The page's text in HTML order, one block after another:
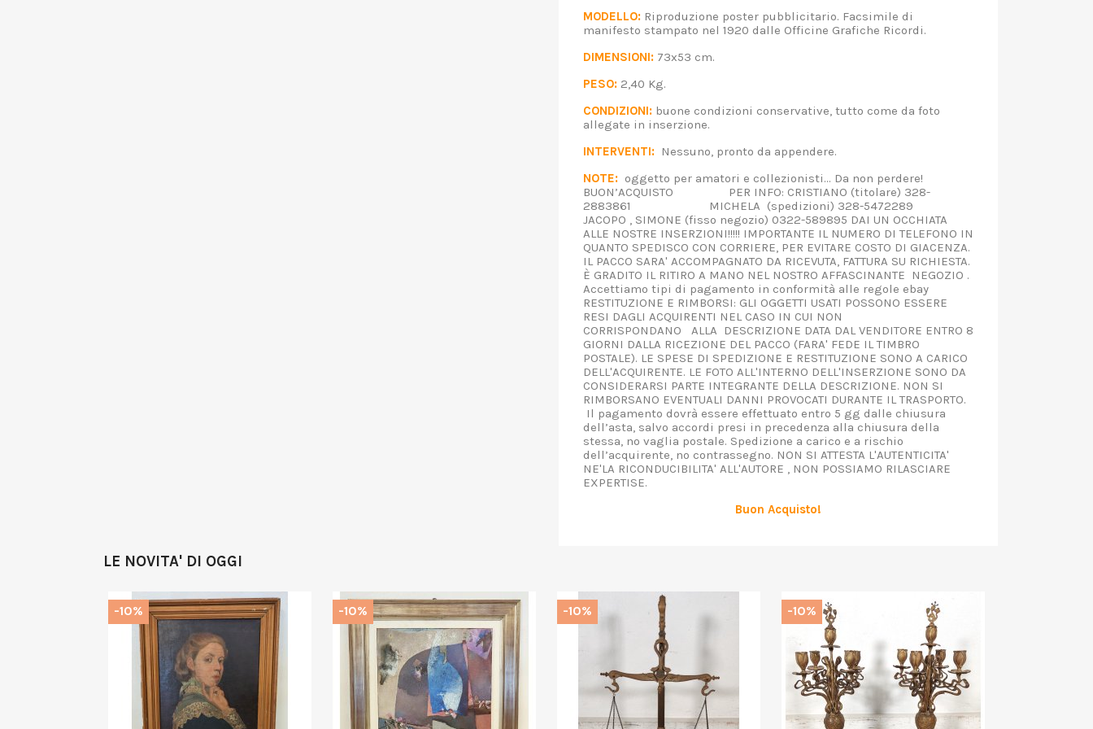
MODELLO: Riproduzione poster pubblicitario. Facsimile di
manifesto stampato nel 1920 dalle Officine Grafiche Ricordi.
DIMENSIONI: 73x53 cm.
PESO: 2,40 Kg.
CONDIZIONI: buone condizioni conservative, tutto come da foto
allegate in inserzione.
INTERVENTI: Nessuno, pronto da appendere.
NOTE: oggetto per amatori e collezionisti... Da non perdere!
BUON’ACQUISTO PER INFO: CRISTIANO (titolare) 328-
2883861 MICHELA (spedizioni) 328-5472289
JACOPO , SIMONE (fisso negozio) 0322-589895 DAI UN OCCHIATA
ALLE NOSTRE INSERZIONI!!!!! IMPORTANTE IL NUMERO DI TELEFONO IN
QUANTO SPEDISCO CON CORRIERE, PER EVITARE COSTO DI GIACENZA.
IL PACCO SARA' ACCOMPAGNATO DA RICEVUTA, FATTURA SU RICHIESTA.
È GRADITO IL RITIRO A MANO NEL NOSTRO AFFASCINANTE NEGOZIO .
Accettiamo tipi di pagamento in conformità alle regole ebay
RESTITUZIONE E RIMBORSI: GLI OGGETTI USATI POSSONO ESSERE
RESI DAGLI ACQUIRENTI NEL CASO IN CUI NON
CORRISPONDANO ALLA DESCRIZIONE DATA DAL VENDITORE ENTRO 8
GIORNI DALLA RICEZIONE DEL PACCO (FARA' FEDE IL TIMBRO
POSTALE). LE SPESE DI SPEDIZIONE E RESTITUZIONE SONO A CARICO
DELL'ACQUIRENTE. LE FOTO ALL'INTERNO DELL'INSERZIONE SONO DA
CONSIDERARSI PARTE INTEGRANTE DELLA DESCRIZIONE. NON SI
RIMBORSANO EVENTUALI DANNI PROVOCATI DURANTE IL TRASPORTO.
Il pagamento dovrà essere effettuato entro 5 gg dalle chiusura
dell’asta, salvo accordi presi in precedenza alla chiusura della
stessa, no vaglia postale. Spedizione a carico e a rischio
dell’acquirente, no contrassegno. NON SI ATTESTA L'AUTENTICITA'
NE'LA RICONDUCIBILITA' ALL'AUTORE , NON POSSIAMO RILASCIARE
EXPERTISE.
Buon Acquisto!
LE NOVITA' DI OGGI
-10% -10% -10% -10%